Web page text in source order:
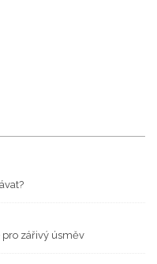
pro zářivý úsměv